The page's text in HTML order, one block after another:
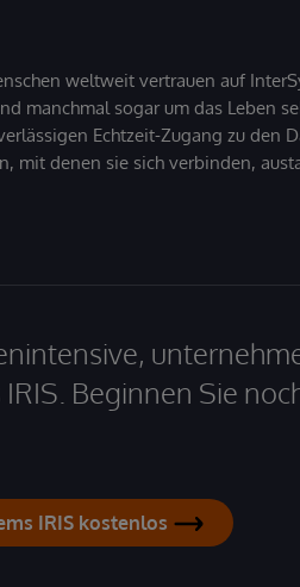
weltweit vertrauen auf
manchmal sogar um das Leben
Echtzeit-Zugang zu den
mit denen sie sich verbinden,
Beginnen Sie
IRIS kostenlos